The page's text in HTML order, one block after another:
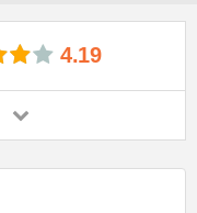
4.19